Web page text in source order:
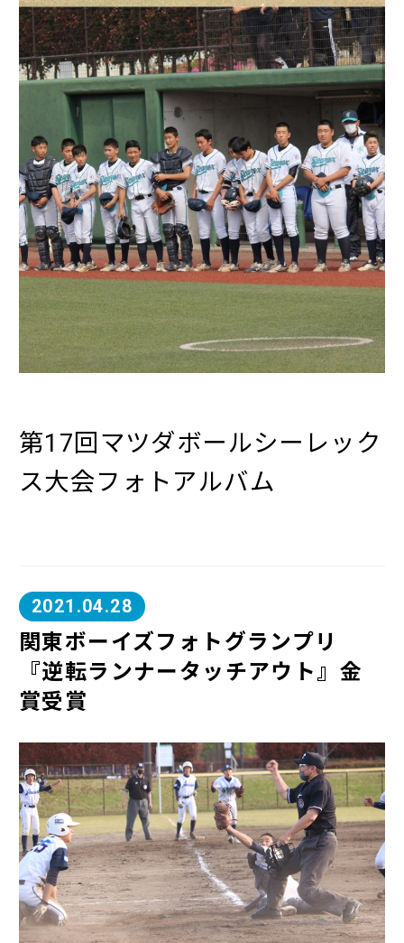
第17回マツダボールシーレック
ス大会フォトアルバム
2021.04.28
関東ボーイズフォトグランプリ
『逆転ランナータッチアウト』金
賞受賞